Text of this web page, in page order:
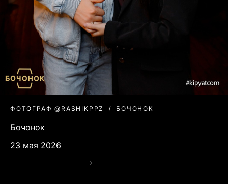
ФОТОГРАФ @RASHIKPPZ БОЧОНОК
Бочонок
23 мая 2026